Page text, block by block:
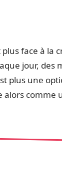
face à la
jour,
plus une
alors